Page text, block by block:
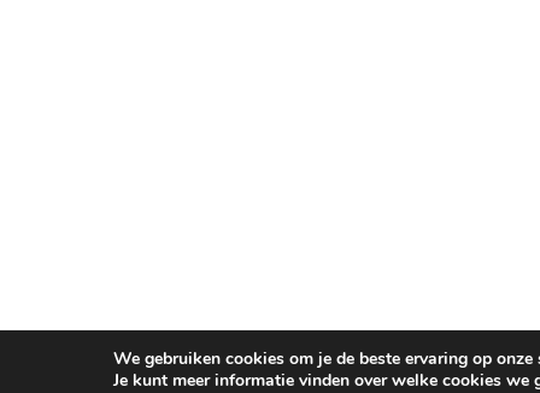
We gebruiken cookies om je de beste ervaring op onze
Je kunt meer informatie vinden over welke cookies